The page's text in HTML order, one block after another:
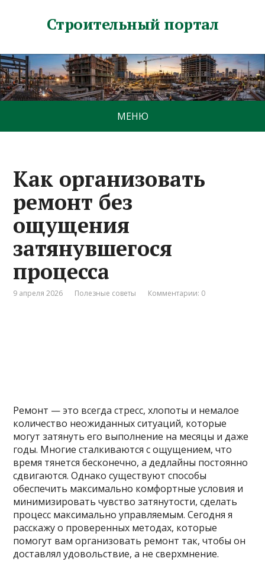
Строительный портал
МЕНЮ
Как организовать
ремонт без
ощущения
затянувшегося
процесса
9 апреля 2026 Полезные советы Комментарии: 0
Ремонт — это всегда стресс, хлопоты и немалое
количество неожиданных ситуаций, которые
могут затянуть его выполнение на месяцы и даже
годы. Многие сталкиваются с ощущением, что
время тянется бесконечно, а дедлайны постоянно
сдвигаются. Однако существуют способы
обеспечить максимально комфортные условия и
минимизировать чувство затянутости, сделать
процесс максимально управляемым. Сегодня я
расскажу о проверенных методах, которые
помогут вам организовать ремонт так, чтобы он
доставлял удовольствие, а не сверхмнение.